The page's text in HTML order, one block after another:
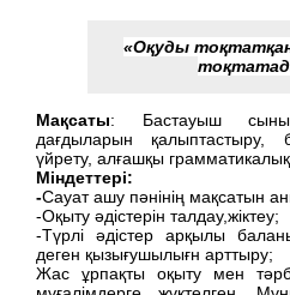
«Оқуды
Мақсаты: Бастауыш
дағдыларын қалыптастыру,
үйрету, алғашқы
Міндеттері:
-Сауат ашу пәнінің мақсатын
-Оқыту әдістерін талдау,жіктеу;
-Түрлі әдістер арқылы
деген қызығушылығн арттыру;
Жас ұрпақты оқыту мен